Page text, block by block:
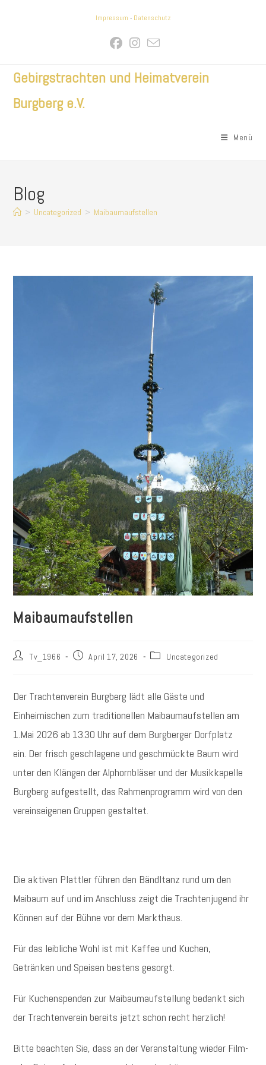
Impressum - Datenschutz
Gebirgstrachten und Heimatverein
Burgberg e.V.
Menü
Blog
> Uncategorized > Maibaumaufstellen
Maibaumaufstellen
Beitrags-Tv_1966
BeitragApril 17, 2026
Beitrags-Uncategorized
Der Trachtenverein Burgberg lädt alle Gäste und
Einheimischen zum traditionellen Maibaumaufstellen am
1.Mai 2026 ab 13.30 Uhr auf dem Burgberger Dorfplatz
ein. Der frisch geschlagene und geschmückte Baum wird
unter den Klängen der Alphornbläser und der Musikkapelle
Burgberg aufgestellt, das Rahmenprogramm wird von den
vereinseigenen Gruppen gestaltet.
Die aktiven Plattler führen den Bändltanz rund um den
Maibaum auf und im Anschluss zeigt die Trachtenjugend ihr
Können auf der Bühne vor dem Markthaus.
Für das leibliche Wohl ist mit Kaffee und Kuchen,
Getränken und Speisen bestens gesorgt.
Für Kuchenspenden zur Maibaumaufstellung bedankt sich
der Trachtenverein bereits jetzt schon recht herzlich!
Bitte beachten Sie, dass an der Veranstaltung wieder Film-